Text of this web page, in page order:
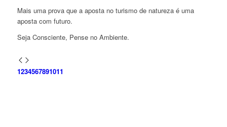
Mais uma prova que a aposta no turismo de natureza é uma
aposta com futuro.
Seja Consciente, Pense no Ambiente.
1234567891011